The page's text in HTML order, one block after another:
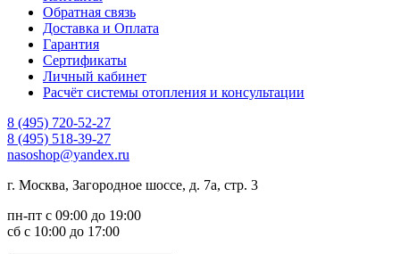
Обратная связь
Доставка и Оплата
Гарантия
Сертификаты
Личный кабинет
Расчёт системы отопления и консультации
8 (495) 720-52-27
8 (495) 518-39-27
nasoshop@yandex.ru
г. Москва, Загородное шоссе, д. 7а, стр. 3
пн-пт с 09:00 до 19:00
сб с 10:00 до 17:00